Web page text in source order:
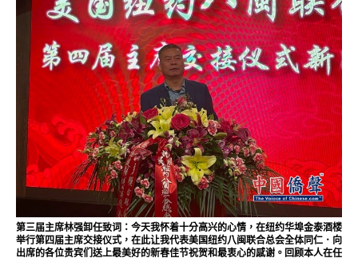
第三届主席林强卸任致词：今天我怀着十分高兴的心情，在纽约华埠金泰酒楼
举行第四届主席交接仪式，在此让我代表美国纽约八闽联合总会全体同仁．向
出席的各位贵宾们送上最美好的新春佳节祝贺和最衷心的感谢。回顾本人在任